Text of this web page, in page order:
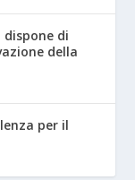
dispone di
della
per il